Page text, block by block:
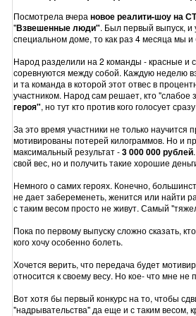
Посмотрела вчера новое реалити-шоу на
"Взвешенные люди". Был первый выпуск, и
специальном доме, то как раз 4 месяца мы
Народ разделили на 2 команды - красные и
соревнуются между собой. Каждую неделю
и та команда в которой этот отвес в
участником. Народ сам решает, кто "слабое
героя", но тут кто против кого голосует
За это время участники не только научится
мотивированы потерей килограммов. Но и
максимальный результат -3 000 000 рублей
свой вес, но и получить такие хорошие
Немного о самих героях. Конечно,
не дает забеременеть, женится или найти
с таким весом просто не живут. Самый
Пока по первому выпуску сложно сказать,
кого хочу особенно болеть.
Хочется верить, что передача будет
относится к своему весу. Но кое- что мне не
Вот хотя бы первый конкурс на то, чтобы
"надрывательства" да еще и с таким весом,